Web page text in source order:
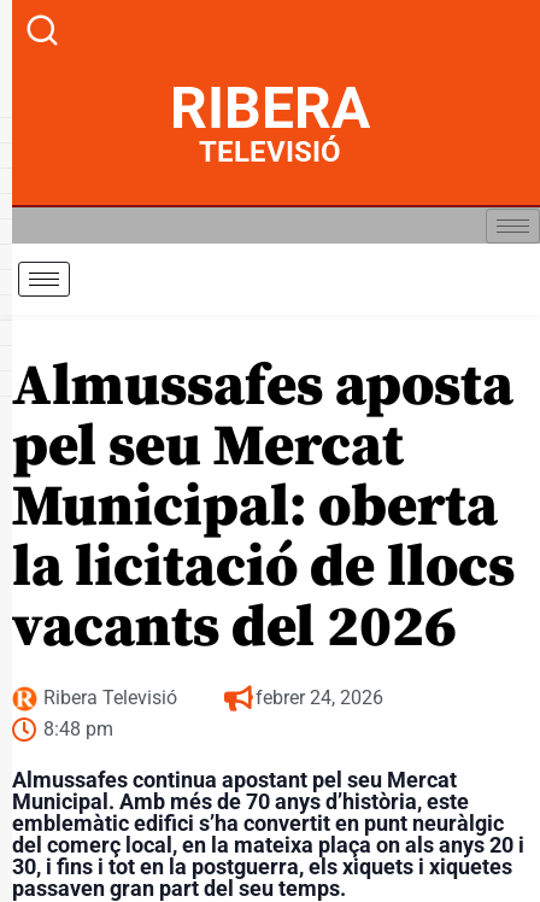
RIBERA
TELEVISIÓ
Almussafes aposta
pel seu Mercat
Municipal: oberta
la licitació de llocs
vacants del 2026
Ribera Televisió
febrer 24, 2026
8:48 pm
Almussafes continua apostant pel seu Mercat
Municipal. Amb més de 70 anys d’història, este
emblemàtic edifici s’ha convertit en punt neuràlgic
del comerç local, en la mateixa plaça on als anys 20 i
30, i fins i tot en la postguerra, els xiquets i xiquetes
passaven gran part del seu temps.